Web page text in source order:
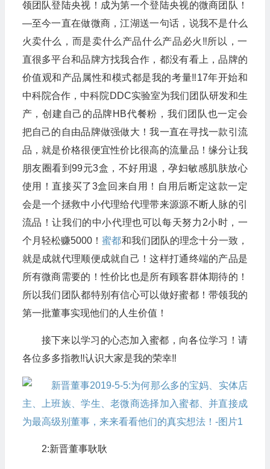
领团队登陆央视！成为第一个登陆央视的微商团队！
—至今一直在做微商，江湖送一句话，说我不是什么
火卖什么，而是卖什么产品什么产品必火‼️所以，一
直很多平台和品牌方找我合作，都没有看上，品牌的
价值观和产品属性和模式都是我的考量‼17年开始和
中科院合作，中科院DDC实验室为我们团队研发和生
产，创建自己的品牌HB代餐粉，我们团队也一定会
把自己的自由品牌做强做大！我一直在寻找一款引流
品，就是价格很便宜性价比很高的流量品！缘分让我
朋友圈看到99元3盒，不好用退，孕妇敏感肌肤放心
使用！直接买了3盒回来自用！自用后断定这款一定
会是一个拯救中小代理给代理带来源源不断人脉的引
流品！让我们的中小代理也可以每天努力2小时，一
个月轻松赚5000！蜜都和我们团队的理念十分一致，
就是成就代理顺便成就自己！这样打通终端的产品是
所有微商需要的！性价比也是所有顾客群体期待的！
所以我们团队都特别有信心可以做好蜜都！带领我的
第一批董事实现他们的人生价值！
接下来以学习的心态加入蜜都，向各位学习！请
各位多多指教‼️认识大家是我的荣幸‼️
2:新晋董事耿耿